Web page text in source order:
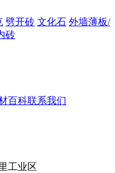
劈开砖 文化石 外墙薄板/
砖
百科联系我们
工业区